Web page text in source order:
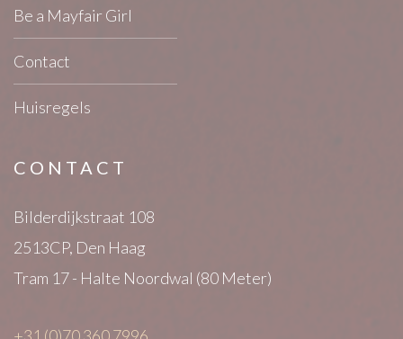
Be a Mayfair Girl
Contact
Huisregels
CONTACT
Bilderdijkstraat 108
2513CP, Den Haag
Tram 17 - Halte Noordwal (80 Meter)